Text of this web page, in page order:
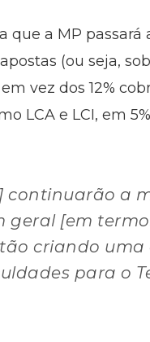
a MP passará
(ou seja,
vez dos 12%
LCA e LCI, em
continuarão
geral [em
criando
para o